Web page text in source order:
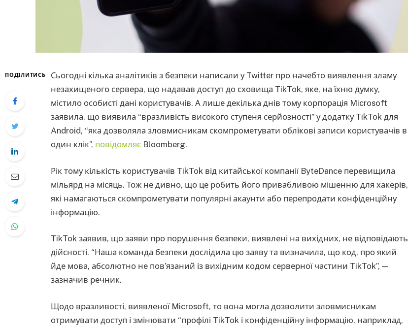
ПОДІЛИТИСЬ
Сьогодні кілька аналітиків з безпеки написали у Twitter про начебто виявлення зламу
незахищеного сервера, що надавав доступ до сховища TikTok, яке, на їхню думку,
містило особисті дані користувачів. А лише декілька днів тому корпорація Microsoft
заявила, що виявила “вразливість високого ступеня серйозності” у додатку TikTok для
Android, “яка дозволяла зловмисникам скомпрометувати облікові записи користувачів в
один клік”, повідомляє Bloomberg.
Рік тому кількість користувачів TikTok від китайської компанії ByteDance перевищила
мільярд на місяць. Тож не дивно, що це робить його привабливою мішенню для хакерів,
які намагаються скомпрометувати популярні акаунти або перепродати конфіденційну
інформацію.
TikTok заявив, що заяви про порушення безпеки, виявлені на вихідних, не відповідають
дійсності. “Наша команда безпеки дослідила цю заяву та визначила, що код, про який
йде мова, абсолютно не пов’язаний із вихідним кодом серверної частини TikTok”, —
зазначив речник.
Щодо вразливості, виявленої Microsoft, то вона могла дозволити зловмисникам
отримувати доступ і змінювати “профілі TikTok і конфіденційну інформацію, наприклад,